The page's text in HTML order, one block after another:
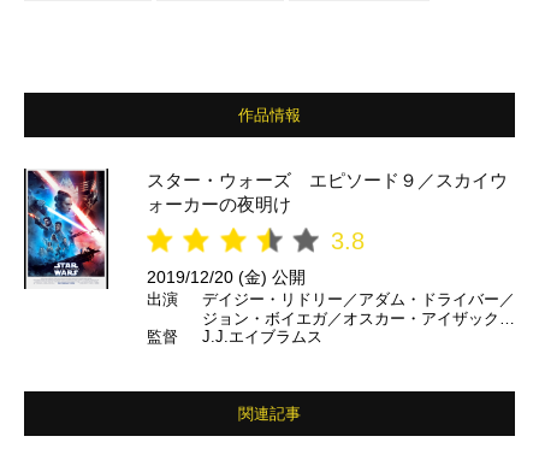
作品情報
スター・ウォーズ エピソード９／スカイウ
ォーカーの夜明け
3.8
2019/12/20 (金) 公開
出演
デイジー・リドリー／アダム・ドライバー／
ジョン・ボイエガ／オスカー・アイザック／
ルピタ・ニョンゴ／ドーナル・グリーソン／
チャード・E・グラント／ケリー・ラッセル
／マーク・ハミル／アンソニー・ダニエルズ
／ビリー・ディー・ウィリアムズ ほか【日
監督 J.J.エイブラムス
関連記事